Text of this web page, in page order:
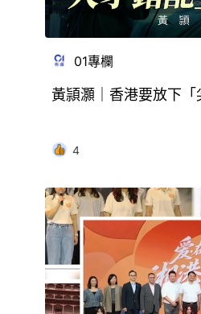
01專欄
黃頴灝｜香港要放下
4